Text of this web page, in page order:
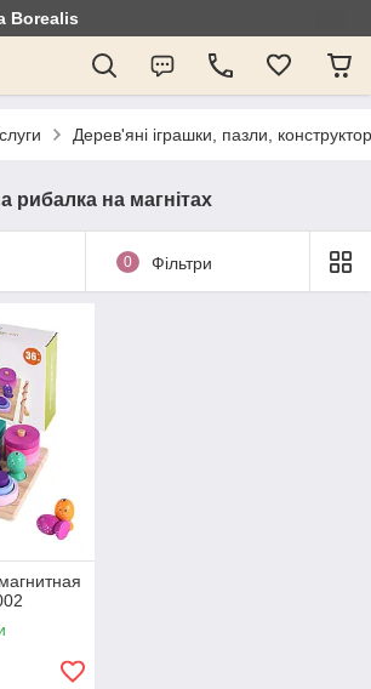
Borealis
Дерев'яні іграшки, пазли,
рибалка на магнітах
0 Фільтри